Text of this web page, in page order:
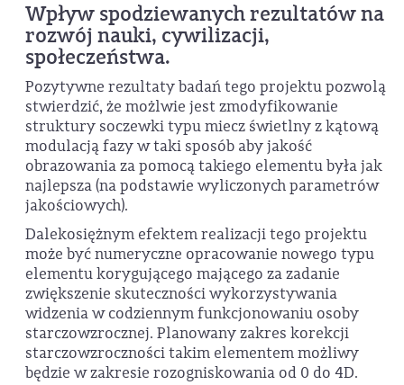
Wpływ spodziewanych rezultatów na
rozwój nauki, cywilizacji,
społeczeństwa.
Pozytywne rezultaty badań tego projektu pozwolą
stwierdzić, że możlwie jest zmodyfikowanie
struktury soczewki typu miecz świetlny z kątową
modulacją fazy w taki sposób aby jakość
obrazowania za pomocą takiego elementu była jak
najlepsza (na podstawie wyliczonych parametrów
jakościowych).
Dalekosiężnym efektem realizacji tego projektu
może być numeryczne opracowanie nowego typu
elementu korygującego mającego za zadanie
zwiększenie skuteczności wykorzystywania
widzenia w codziennym funkcjonowaniu osoby
starczowzrocznej. Planowany zakres korekcji
starczowzroczności takim elementem możliwy
będzie w zakresie rozogniskowania od 0 do 4D.